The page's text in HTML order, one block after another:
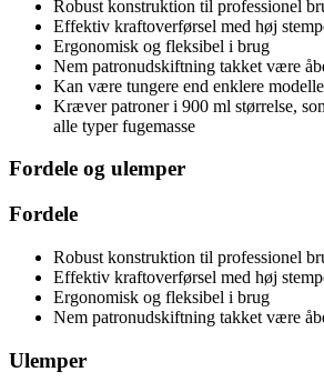
Robust konstruktion til professionel
Effektiv kraftoverførsel med høj
Ergonomisk og fleksibel i brug
Nem patronudskiftning takket være
Kan være tungere end enklere
Kræver patroner i 900 ml størrelse,
alle typer fugemasse
Fordele og ulemper
Fordele
Robust konstruktion til professionel
Effektiv kraftoverførsel med høj
Ergonomisk og fleksibel i brug
Nem patronudskiftning takket være
Ulemper